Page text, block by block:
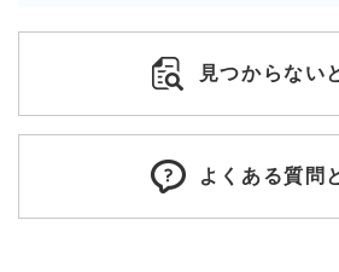
見つからない
よくある質問